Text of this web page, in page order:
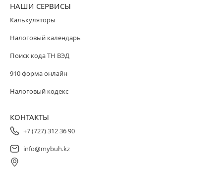
НАШИ СЕРВИСЫ
Калькуляторы
Налоговый календарь
Поиск кода ТН ВЭД
910 форма онлайн
Налоговый кодекс
КОНТАКТЫ
+7 (727) 312 36 90
info@mybuh.kz